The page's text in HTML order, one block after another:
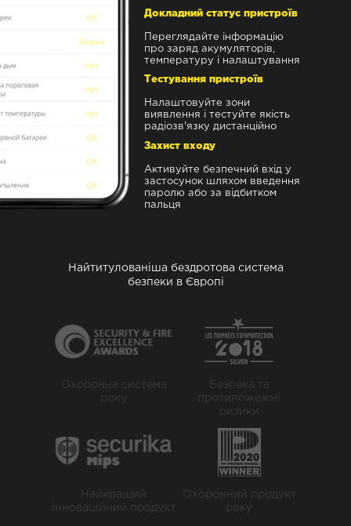
Найтитулованіша бездротова система
безпеки в Європі
Докладний статус пристроїв
Переглядайте інформацію
про заряд акумуляторів,
температуру і налаштування
Тестування пристроїв
Налаштовуйте зони
виявлення і тестуйте якість
радіозв'язку дистанційно
Захист входу
Активуйте безпечний вхід у
застосунок шляхом введення
паролю або за відбитком
пальця
Охоронна система
року
Безпека та
протипожежні
ризики
Найкращий
інноваційний продукт
Охоронний продукт
року